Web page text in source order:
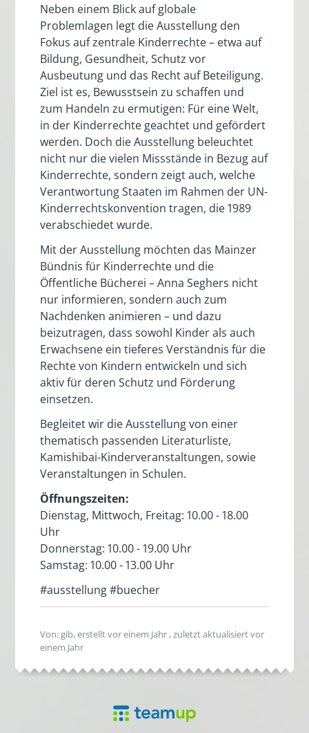
Neben einem Blick auf globale
Problemlagen legt die Ausstellung den
Fokus auf zentrale Kinderrechte – etwa auf
Bildung, Gesundheit, Schutz vor
Ausbeutung und das Recht auf Beteiligung.
Ziel ist es, Bewusstsein zu schaffen und
zum Handeln zu ermutigen: Für eine Welt,
in der Kinderrechte geachtet und gefördert
werden. Doch die Ausstellung beleuchtet
nicht nur die vielen Missstände in Bezug auf
Kinderrechte, sondern zeigt auch, welche
Verantwortung Staaten im Rahmen der UN-
Kinderrechtskonvention tragen, die 1989
verabschiedet wurde.
Mit der Ausstellung möchten das Mainzer
Bündnis für Kinderrechte und die
Öffentliche Bücherei – Anna Seghers nicht
nur informieren, sondern auch zum
Nachdenken animieren – und dazu
beizutragen, dass sowohl Kinder als auch
Erwachsene ein tieferes Verständnis für die
Rechte von Kindern entwickeln und sich
aktiv für deren Schutz und Förderung
einsetzen.
Begleitet wir die Ausstellung von einer
thematisch passenden Literaturliste,
Kamishibai-Kinderveranstaltungen, sowie
Veranstaltungen in Schulen.
Öffnungszeiten:
Dienstag, Mittwoch, Freitag: 10.00 - 18.00
Uhr
Donnerstag: 10.00 - 19.00 Uhr
Samstag: 10.00 - 13.00 Uhr
#ausstellung #buecher
Von: gib, erstelltvor einem Jahr , zuletzt aktualisiertvor
einem Jahr